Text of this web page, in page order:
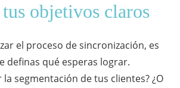
objetivos claros
el proceso de sincronización, es
definas qué esperas lograr.
la segmentación de tus clientes? ¿O